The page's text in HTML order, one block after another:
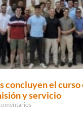
concluyen el
y servicio